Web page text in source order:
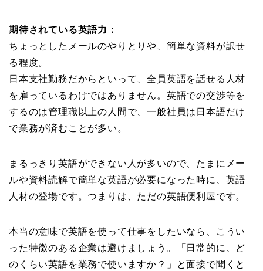
期待されている英語力：
ちょっとしたメールのやりとりや、簡単な資料が訳せ
る程度。
日本支社勤務だからといって、全員英語を話せる人材
を雇っているわけではありません。英語での交渉等を
するのは管理職以上の人間で、一般社員は日本語だけ
で業務が済むことが多い。
まるっきり英語ができない人が多いので、たまにメー
ルや資料読解で簡単な英語が必要になった時に、英語
人材の登場です。つまりは、ただの英語便利屋です。
本当の意味で英語を使って仕事をしたいなら、こうい
った特徴のある企業は避けましょう。「日常的に、ど
のくらい英語を業務で使いますか？」と面接で聞くと